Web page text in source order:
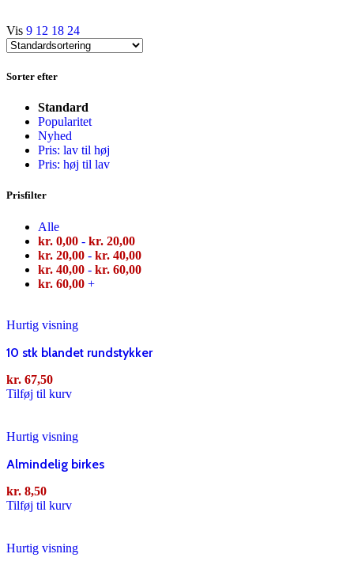
Vis 9 12 18 24
Sorter efter
Standard
Popularitet
Nyhed
Pris: lav til høj
Pris: høj til lav
Prisfilter
Alle
kr. 0,00 - kr. 20,00
kr. 20,00 - kr. 40,00
kr. 40,00 - kr. 60,00
kr. 60,00 +
Hurtig visning
10 stk blandet rundstykker
kr. 67,50
Tilføj til kurv
Hurtig visning
Almindelig birkes
kr. 8,50
Tilføj til kurv
Hurtig visning